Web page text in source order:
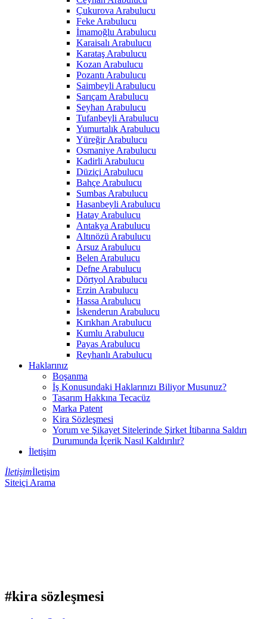
Çukurova Arabulucu
Feke Arabulucu
İmamoğlu Arabulucu
Karaisalı Arabulucu
Karataş Arabulucu
Kozan Arabulucu
Pozantı Arabulucu
Saimbeyli Arabulucu
Sarıçam Arabulucu
Seyhan Arabulucu
Tufanbeyli Arabulucu
Yumurtalık Arabulucu
Yüreğir Arabulucu
Osmaniye Arabulucu
Kadirli Arabulucu
Düziçi Arabulucu
Bahçe Arabulucu
Sumbas Arabulucu
Hasanbeyli Arabulucu
Hatay Arabulucu
Antakya Arabulucu
Altınözü Arabulucu
Arsuz Arabulucu
Belen Arabulucu
Defne Arabulucu
Dörtyol Arabulucu
Erzin Arabulucu
Hassa Arabulucu
İskenderun Arabulucu
Kırıkhan Arabulucu
Kumlu Arabulucu
Payas Arabulucu
Reyhanlı Arabulucu
Haklarınız
Boşanma
İş Konusundaki Haklarınızı Biliyor Musunuz?
Tasarım Hakkına Tecacüz
Marka Patent
Kira Sözleşmesi
Yorum ve Şikayet Sitelerinde Şirket İtibarına Saldırı
Durumunda İçerik Nasıl Kaldırılır?
İletişim
İletişimİletişim
Siteiçi Arama
#kira sözleşmesi